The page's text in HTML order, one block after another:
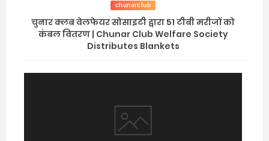
chunarclub
चुनार क्लब वेलफेयर सोसाइटी द्वारा 51 टीबी मरीजों को
कंबल वितरण | Chunar Club Welfare Society
Distributes Blankets